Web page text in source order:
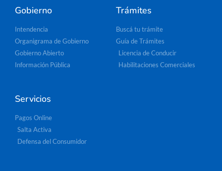
Gobierno
Intendencia
Organigrama de Gobierno
Gobierno Abierto
Información Pública
Trámites
Buscá tu trámite
Guía de Trámites
Licencia de Conducir
Habilitaciones Comerciales
Servicios
Pagos Online
Salta Activa
Defensa del Consumidor